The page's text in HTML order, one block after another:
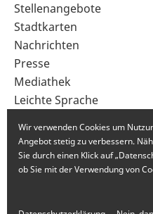
im
Fußbereich
Stellenangebote
Stadtkarten
Nachrichten
Presse
Mediathek
Leichte Sprache
Wir verwenden Cookies um
Angebot stetig zu verbessern.
Sie durch einen Klick auf
ob Sie mit der Verwendung von